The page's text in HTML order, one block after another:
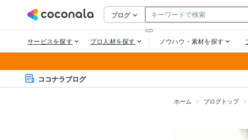
ココナラブログ
ホーム ブログトップ